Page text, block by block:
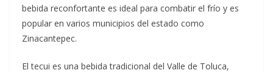
bebida reconfortante es ideal para combatir el frío y es
popular en varios municipios del estado como
Zinacantepec.
El tecui es una bebida tradicional del Valle de Toluca,